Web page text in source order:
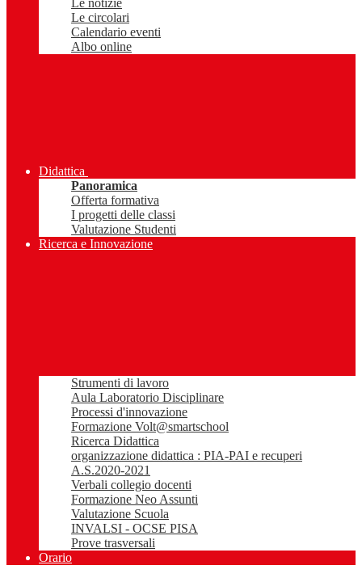
Le notizie
Le circolari
Calendario eventi
Albo online
Didattica
Panoramica
Offerta formativa
I progetti delle classi
Valutazione Studenti
Ricerca e Innovazione
Strumenti di lavoro
Aula Laboratorio Disciplinare
Processi d'innovazione
Formazione Volt@smartschool
Ricerca Didattica
organizzazione didattica : PIA-PAI e recuperi
A.S.2020-2021
Verbali collegio docenti
Formazione Neo Assunti
Valutazione Scuola
INVALSI - OCSE PISA
Prove trasversali
Orario